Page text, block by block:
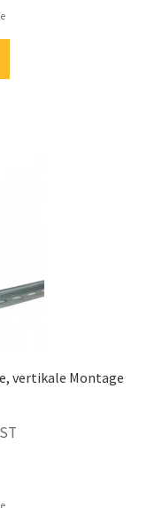
vertikale Montage